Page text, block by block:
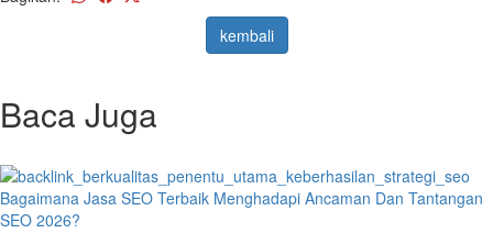
kembali
Baca Juga
Bagaimana Jasa SEO Terbaik Menghadapi Ancaman Dan Tantangan
SEO 2026?